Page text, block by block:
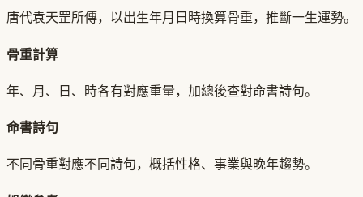
唐代袁天罡所傳，以出生年月日時換算骨重，推斷一生運勢。
骨重計算
年、月、日、時各有對應重量，加總後查對命書詩句。
命書詩句
不同骨重對應不同詩句，概括性格、事業與晚年趨勢。